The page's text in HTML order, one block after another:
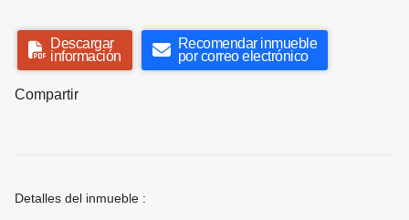
Descargar
información
Recomendar inmueble
por correo electrónico
Compartir
Detalles del inmueble :